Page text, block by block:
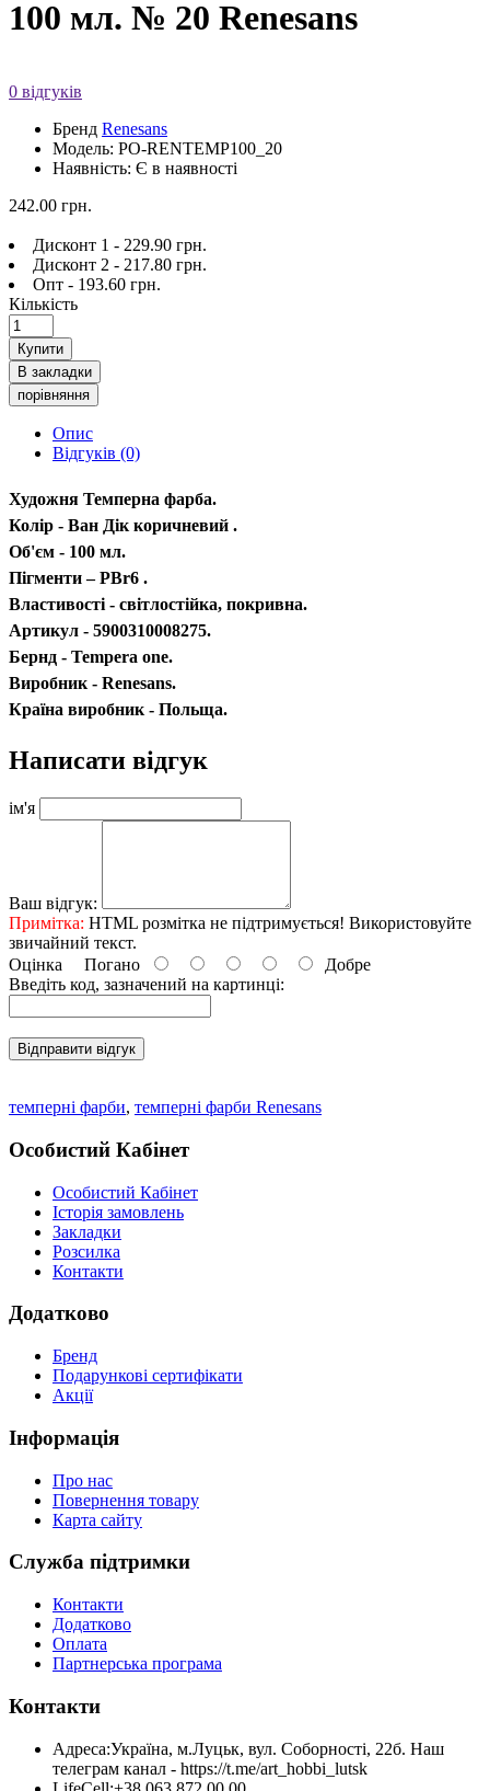
100 мл. № 20 Renesans
0 відгуків
Бренд Renesans
Модель: PO-RENTEMP100_20
Наявність: Є в наявності
242.00 грн.
Дисконт 1 - 229.90 грн.
Дисконт 2 - 217.80 грн.
Опт - 193.60 грн.
Кількість
Купити
В закладки
порівняння
Опис
Відгуків (0)
Художня Темперна фарба.
Колір - Ван Дік коричневий .
Об'єм - 100 мл.
Пігменти – PBr6 .
Властивості - світлостійка, покривна.
Артикул - 5900310008275.
Бернд - Tempera one.
Виробник - Renesans.
Країна виробник - Польща.
Написати відгук
ім'я
Ваш відгук:
Примітка: HTML розмітка не підтримується! Використовуйте
звичайний текст.
Оцінка Погано
Добре
Введіть код, зазначений на картинці:
Відправити відгук
темперні фарби, темперні фарби Renesans
Особистий Кабінет
Особистий Кабінет
Історія замовлень
Закладки
Розсилка
Контакти
Додатково
Бренд
Подарункові сертифікати
Акції
Інформація
Про нас
Повернення товару
Карта сайту
Служба підтримки
Контакти
Додатково
Оплата
Партнерська програма
Контакти
Адреса:Україна, м.Луцьк, вул. Соборності, 22б. Наш
телеграм канал - https://t.me/art_hobbi_lutsk